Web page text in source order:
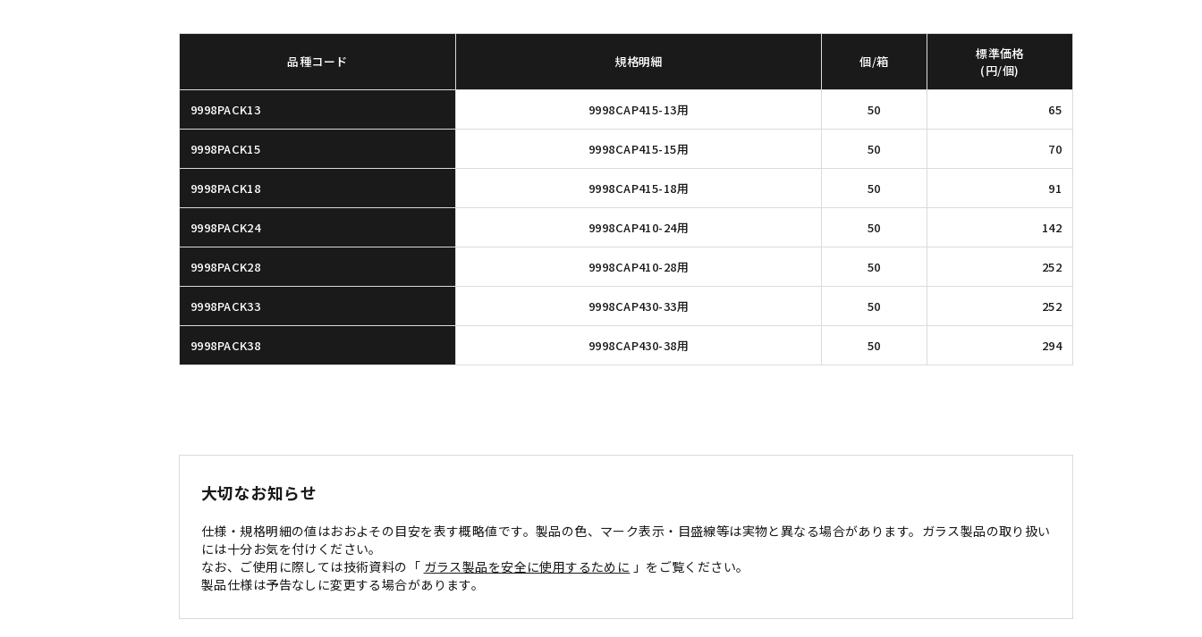
品種コード 規格明細 個/箱
標準価格
(円/個)
9998PACK13 9998CAP415-13用 50 65
9998PACK15 9998CAP415-15用 50 70
9998PACK18 9998CAP415-18用 50 91
9998PACK24 9998CAP410-24用 50 142
9998PACK28 9998CAP410-28用 50 252
9998PACK33 9998CAP430-33用 50 252
9998PACK38 9998CAP430-38用 50 294
大切なお知らせ
仕様・規格明細の値はおおよその目安を表す概略値です。製品の色、マーク表示・目盛線等は実物と異なる場合があります。ガラス製品の取り扱い
には十分お気を付けください。
なお、ご使用に際しては技術資料の「 ガラス製品を安全に使用するために 」をご覧ください。
製品仕様は予告なしに変更する場合があります。